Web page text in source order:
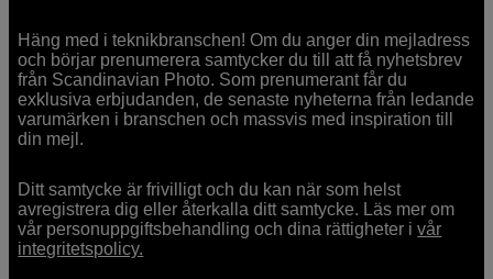
Häng med i teknikbranschen! Om du anger din mejladress
och börjar prenumerera samtycker du till att få nyhetsbrev
från Scandinavian Photo. Som prenumerant får du
exklusiva erbjudanden, de senaste nyheterna från ledande
varumärken i branschen och massvis med inspiration till
din mejl.
Ditt samtycke är frivilligt och du kan när som helst
avregistrera dig eller återkalla ditt samtycke. Läs mer om
vår personuppgiftsbehandling och dina rättigheter ivår
integritetspolicy.